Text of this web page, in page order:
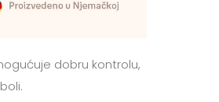
dobru kontrolu,